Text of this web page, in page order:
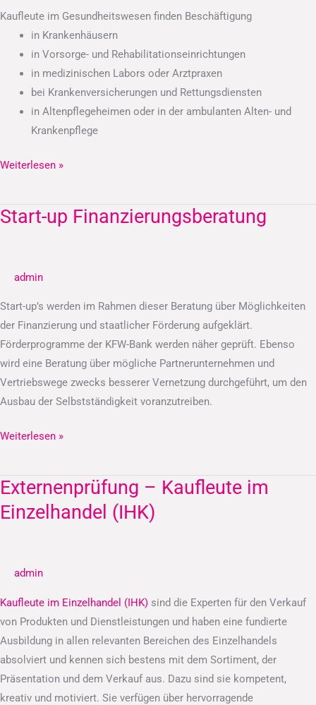
Kaufleute im Gesundheitswesen finden Beschäftigung
in Krankenhäusern
in Vorsorge- und Rehabilitationseinrichtungen
in medizinischen Labors oder Arztpraxen
bei Krankenversicherungen und Rettungsdiensten
in Altenpflegeheimen oder in der ambulanten Alten- und
Krankenpflege
Weiterlesen »
Start-up Finanzierungsberatung
admin
Start-up’s werden im Rahmen dieser Beratung über Möglichkeiten
der Finanzierung und staatlicher Förderung aufgeklärt.
Förderprogramme der KFW-Bank werden näher geprüft. Ebenso
wird eine Beratung über mögliche Partnerunternehmen und
Vertriebswege zwecks besserer Vernetzung durchgeführt, um den
Ausbau der Selbstständigkeit voranzutreiben.
Start-
Weiterlesen »
Externenprüfung – Kaufleute im
Einzelhandel (IHK)
admin
Kaufleute im Einzelhandel (IHK) sind die Experten für den Verkauf
von Produkten und Dienstleistungen und haben eine fundierte
Ausbildung in allen relevanten Bereichen des Einzelhandels
absolviert und kennen sich bestens mit dem Sortiment, der
Präsentation und dem Verkauf aus. Dazu sind sie kompetent,
kreativ und motiviert. Sie verfügen über hervorragende
Externenprüfung
–
Kaufleute
(IHK)